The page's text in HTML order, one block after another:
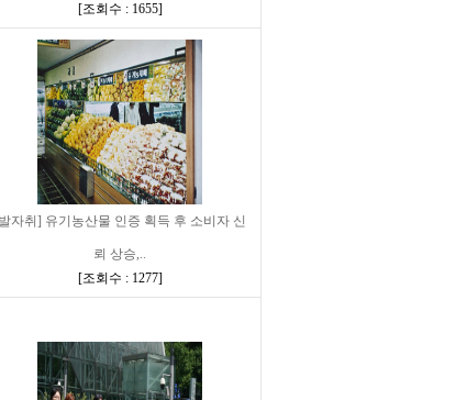
[조회수 : 1655]
자취] 유기농산물 인증 획득 후 소비자 신
뢰 상승,..
[조회수 : 1277]